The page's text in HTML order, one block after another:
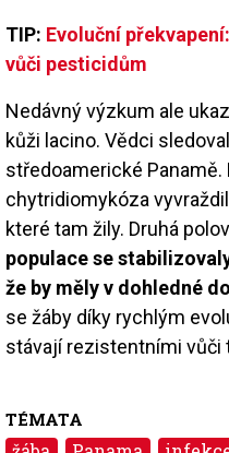
TIP: Evoluční
vůči pesticidům
Nedávný výzkum ale
kůži lacino. Vědci
středoamerické
chytridiomykóza
které tam žily. Druhá
populace se
že by měly v dohledné
se žáby díky rychlým
stávají rezistentními vůči
TÉMATA